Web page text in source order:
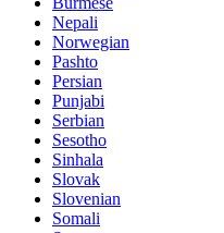
Nepali
Norwegian
Pashto
Persian
Punjabi
Serbian
Sesotho
Sinhala
Slovak
Slovenian
Somali